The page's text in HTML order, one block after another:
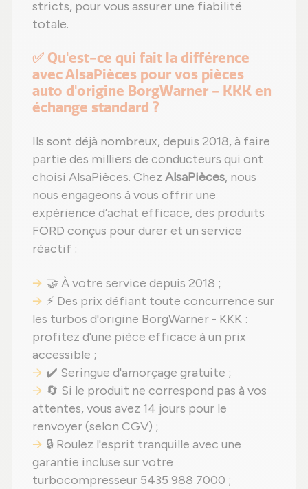
stricts, pour vous assurer une fiabilité
totale.
✅ Qu'est-ce qui fait la différence
avec AlsaPièces pour vos pièces
auto d'origine BorgWarner - KKK en
échange standard ?
Ils sont déjà nombreux, depuis 2018, à faire
partie des milliers de conducteurs qui ont
choisi AlsaPièces. Chez AlsaPièces, nous
nous engageons à vous offrir une
expérience d’achat efficace, des produits
FORD conçus pour durer et un service
réactif :
🤝 À votre service depuis 2018 ;
⚡ Des prix défiant toute concurrence sur
les turbos d'origine BorgWarner - KKK :
profitez d'une pièce efficace à un prix
accessible ;
✔️ Seringue d'amorçage gratuite ;
🔄 Si le produit ne correspond pas à vos
attentes, vous avez 14 jours pour le
renvoyer (selon CGV) ;
🔒 Roulez l'esprit tranquille avec une
garantie incluse sur votre
turbocompresseur 5435 988 7000 ;